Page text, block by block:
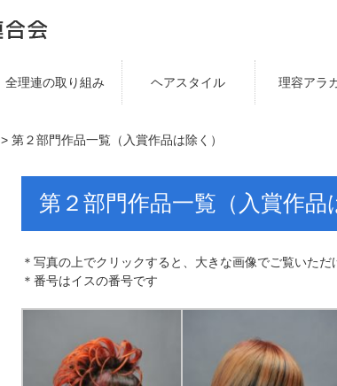
全理連の取り組み ヘアスタイル 理容アラ
> 第２部門作品一覧（入賞作品は除く）
第２部門作品一覧（入賞作品
＊写真の上でクリックすると、大きな画像でご覧いただ
＊番号はイスの番号です